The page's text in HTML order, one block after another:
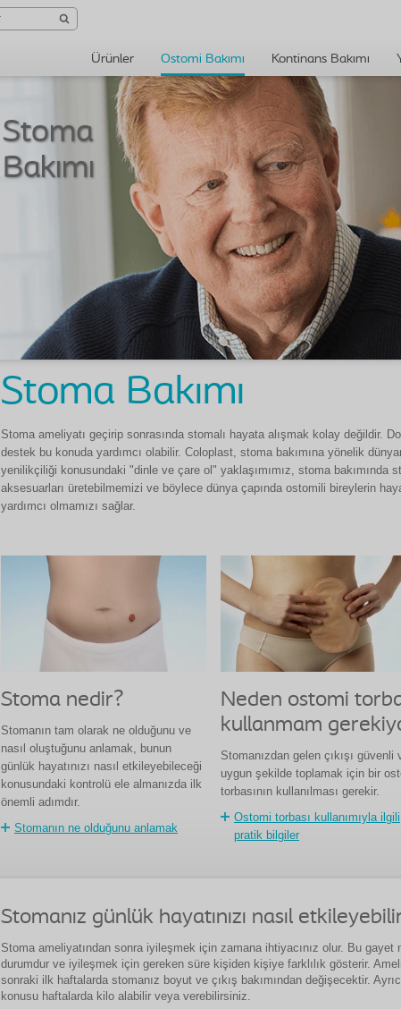
Ürünler Ostomi Bakımı Kontinans Bakımı
Stoma
Bakımı
Stoma Bakımı
Stoma ameliyatı geçirip sonrasında stomalı hayata alışmak kolay değildir.
destek bu konuda yardımcı olabilir. Coloplast, stoma bakımına yönelik
yenilikçiliği konusundaki "dinle ve çare ol" yaklaşımımız, stoma bakımında
aksesuarları üretebilmemizi ve böylece dünya çapında ostomili bireylerin
yardımcı olmamızı sağlar.
Stoma nedir?
Stomanın tam olarak ne olduğunu ve
nasıl oluştuğunu anlamak, bunun
günlük hayatınızı nasıl etkileyebileceği
konusundaki kontrolü ele almanızda ilk
önemli adımdır.
Stomanın ne olduğunu anlamak
Neden ostomi
kullanmam
Stomanızdan gelen çıkışı güvenli
uygun şekilde toplamak için bir
torbasının kullanılması gerekir.
Ostomi torbası kullanımıyla ilgili
pratik bilgiler
Stomanız günlük hayatınızı nasıl
Stoma ameliyatından sonra iyileşmek için zamana ihtiyacınız olur. Bu gayet
durumdur ve iyileşmek için gereken süre kişiden kişiye farklılık gösterir.
sonraki ilk haftalarda stomanız boyut ve çıkış bakımından değişecektir.
konusu haftalarda kilo alabilir veya verebilirsiniz.